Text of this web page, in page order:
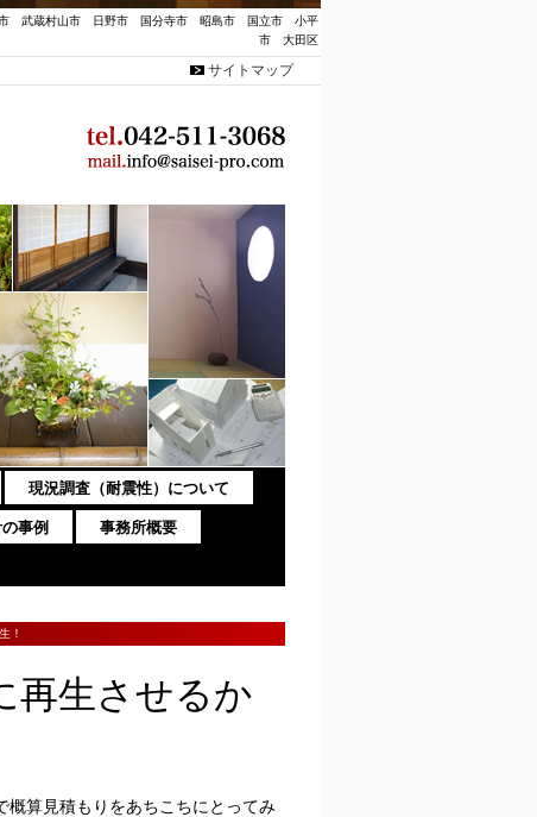
川市 武蔵村山市 日野市 国分寺市 昭島市 国立市 小平
市 大田区
サイトマップ
現況調査（耐震性）について
事例 事務所概要
！
再生させるか
概算見積もりをあちこちにとってみ